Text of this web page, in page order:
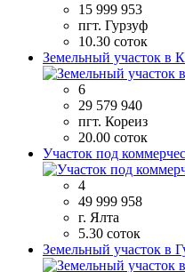
15 999 953
пгт. Гурзуф
10.30 соток
Земельный участок в
6
29 579 940
пгт. Кореиз
20.00 соток
Участок под
4
49 999 958
г. Ялта
5.30 соток
Земельный участок в